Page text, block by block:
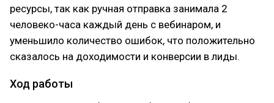
ресурсы, так как ручная отправка занимала 2
человеко-часа каждый день с вебинаром, и
уменьшило количество ошибок, что положительно
сказалось на доходимости и конверсии в лиды.
Ход работы